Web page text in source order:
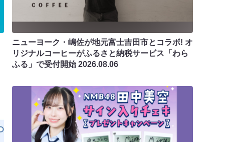
ニューヨーク・嶋佐が地元富士吉田市とコラボ! オ
リジナルコーヒーがふるさと納税サービス「わら
ふる」で受付開始2026.08.06